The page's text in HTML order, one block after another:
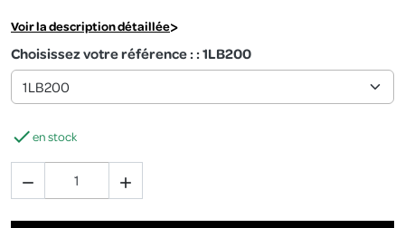
Voir la description détaillée
Choisissez votre référence : : 1LB200
en stock
 